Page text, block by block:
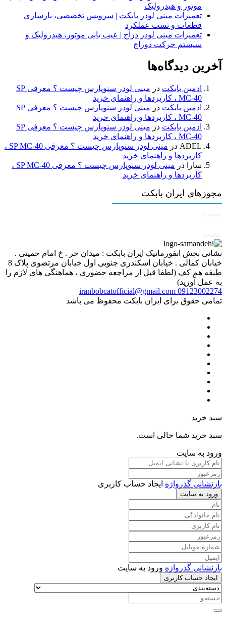
موتور و هیدرولیک
تعمیرات مینی لودر بابکت | سرویس تخصصی، بازسازی
قطعات و تست عملکرد
تعمیرات مینی لودر دراج | عیب یابی موتور، هیدرولیک و
سیستم حرکت دوراج
آخرین دیدگاه‌ها
ادمین بابکت در
مینی لودر سنوپارس چیست ؟ معرفی SP
MC-40 ، کاربردها و راهنمای خرید
ادمین بابکت در
مینی لودر سنوپارس چیست ؟ معرفی SP
MC-40 ، کاربردها و راهنمای خرید
ادمین بابکت در
مینی لودر سنوپارس چیست ؟ معرفی SP
MC-40 ، کاربردها و راهنمای خرید
ADEL در
مینی لودر سنوپارس چیست ؟ معرفی SP MC-40 ،
کاربردها و راهنمای خرید
سارا
در
مینی لودر سنوپارس چیست ؟ معرفی SP MC-40 ،
کاربردها و راهنمای خرید
مجوزهای ایران بابکت
نشانی بخش انفورماتیک ایران بابکت : میدان حر . خ امام خمینی .
خیابان کمالی . خیابان اسکندری جنوبی اول خیابان مرتضوی پلاک 8
طبقه هم کف (لطفا قبل از مراجعه حضوری ، هماهنگی های لازم را
به عمل آورید)
09123002274
iranbobcatofficial@gmail.com
تمامی حقوق برای ایران بابکت محفوظ می باشد
سبد خرید
سبد خرید شما خالی است.
ورود به سایت
بازنشانی گذرواژه ایجاد حساب کاربری
ورود به سایت
بازنشانی گذرواژه ورود به سایت
ایجاد حساب کاربری